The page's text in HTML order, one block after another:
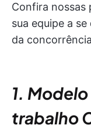
Confira nossas
sua equipe a
da
1.
trabalho